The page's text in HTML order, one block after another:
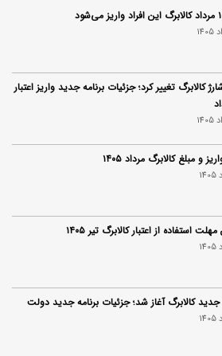
کالابرگ تغییر کرد؛ جزئیات برنامه جدید واریز اعتبار
و مبلغ کالابرگ مرداد ۱۴۰۵
استفاده از اعتبار کالابرگ تیر ۱۴۰۵
کالابرگ آغاز شد؛ جزئیات برنامه جدید دولت